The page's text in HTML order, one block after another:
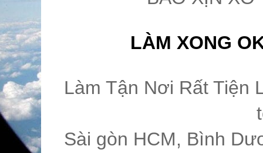
LÀM XONG
Làm Tận Nơi Rất Tiện
Sài gòn HCM, Bình